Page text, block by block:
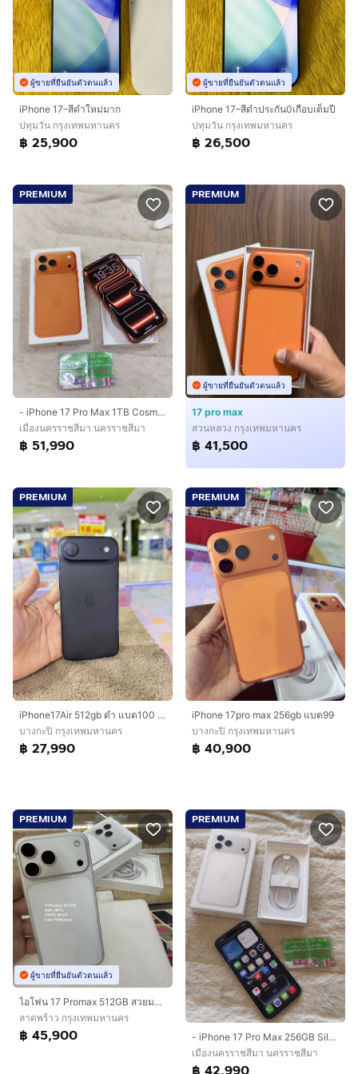
ผู้ขายที่ยืนยันตัวตนแล้ว
iPhone 17–สีดำใหม่มาก
ปทุมวัน กรุงเทพมหานคร
฿ 25,900
ผู้ขายที่ยืนยันตัวตนแล้ว
iPhone 17–สีดำประกัน0เกือบเต็มปี
ปทุมวัน กรุงเทพมหานคร
฿ 26,500
PREMIUM
- iPhone 17 Pro Max 1TB Cosmic Orange
เมืองนครราชสีมา นครราชสีมา
฿ 51,990
PREMIUM
ผู้ขายที่ยืนยันตัวตนแล้ว
17 pro max
สวนหลวง กรุงเทพมหานคร
฿ 41,500
PREMIUM
iPhone17Air 512gb ดำ แบต100 ปก ธค69
บางกะปิ กรุงเทพมหานคร
฿ 27,990
PREMIUM
iPhone 17pro max 256gb แบต99
บางกะปิ กรุงเทพมหานคร
฿ 40,900
PREMIUM
ผู้ขายที่ยืนยันตัวตนแล้ว
ไอโฟน 17 Promax 512GB สวยมาก กริปๆ แบตแท้ เดิมๆ100ประกันยาวถึง ธค 89 ใช้งานต่อได้ยาวๆ
ลาดพร้าว กรุงเทพมหานคร
฿ 45,900
PREMIUM
- iPhone 17 Pro Max 256GB Silver
เมืองนครราชสีมา นครราชสีมา